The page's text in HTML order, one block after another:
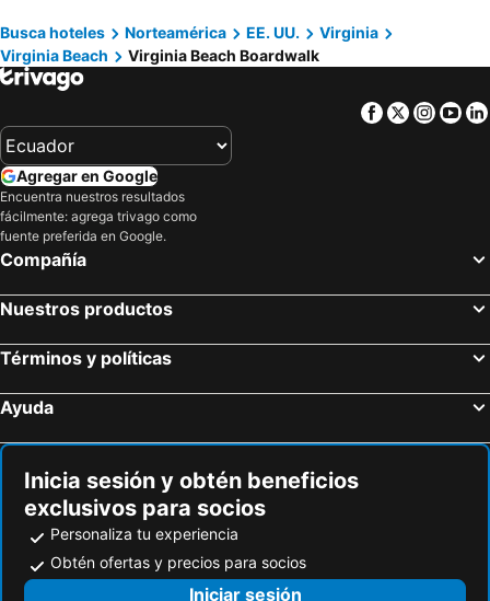
Excalibur Cup Gymnastics
Virginia Beach Fishing Pier
Virginia Museum of Contemporary Art
Virginia Beach Convention Center
Grommet Island Park
Virginia Aquarium & Marine Science Museum
Ocean Breeze Waterpark
North End Beach
Wisconsin Square
Museo Naval de Hampton Roads
Northside Park
Busca hoteles Norteamérica EE. UU.
Virginia
Virginia Beach
Virginia Beach Boardwalk
Facebook
Twitter
Agregar en Google
Encuentra nuestros resultados
fácilmente: agrega trivago como
fuente preferida en Google.
Compañía
Nuestros productos
Términos y políticas
Ayuda
Inicia sesión y obtén beneficios
exclusivos para socios
Personaliza tu experiencia
Obtén ofertas y precios para socios
Iniciar sesión